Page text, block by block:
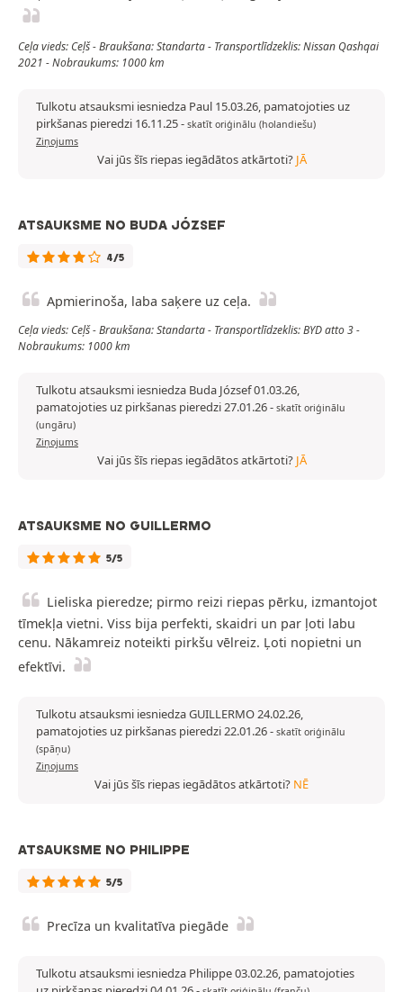
Ceļa vieds: Ceļš - Braukšana: Standarta - Transportlīdzeklis: Nissan Qashqai
2021 - Nobraukums: 1000 km
Tulkotu atsauksmi iesniedza Paul 15.03.26, pamatojoties uz
pirkšanas pieredzi 16.11.25- skatīt oriģinālu (holandiešu)
Ziņojums
Vai jūs šīs riepas iegādātos atkārtoti? JĀ
ATSAUKSME NO BUDA JÓZSEF
4/5
Apmierinoša, laba saķere uz ceļa.
Ceļa vieds: Ceļš - Braukšana: Standarta - Transportlīdzeklis: BYD atto 3 -
Nobraukums: 1000 km
Tulkotu atsauksmi iesniedza Buda József 01.03.26,
pamatojoties uz pirkšanas pieredzi 27.01.26- skatīt oriģinālu
(ungāru)
Ziņojums
Vai jūs šīs riepas iegādātos atkārtoti? JĀ
ATSAUKSME NO GUILLERMO
5/5
Lieliska pieredze; pirmo reizi riepas pērku, izmantojot
tīmekļa vietni. Viss bija perfekti, skaidri un par ļoti labu
cenu. Nākamreiz noteikti pirkšu vēlreiz. Ļoti nopietni un
efektīvi.
Tulkotu atsauksmi iesniedza GUILLERMO 24.02.26,
pamatojoties uz pirkšanas pieredzi 22.01.26- skatīt oriģinālu
(spāņu)
Ziņojums
Vai jūs šīs riepas iegādātos atkārtoti? NĒ
ATSAUKSME NO PHILIPPE
5/5
Precīza un kvalitatīva piegāde
Tulkotu atsauksmi iesniedza Philippe 03.02.26, pamatojoties